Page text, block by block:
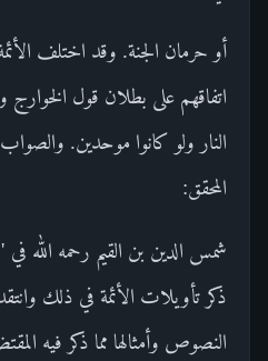
أو حرمان الجنة. وقد اختلف
اتفاقهم على بطلان قول الخوارج
النار ولو كانوا موحدين. والصواب
المحقق:
شمس الدين بن القيم رحمه الله في
ذكر تأويلات الأئمة في ذلك
النصوص وأمثالها مما ذكر فيه